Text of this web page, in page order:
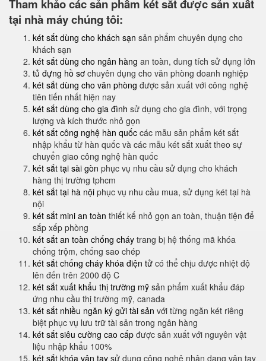
Tham khảo các sản phẩm két sắt được sản xuất
tại nhà máy chúng tôi:
két sắt dùng cho khách sạn sản phẩm chuyên dụng cho
khách sạn
két sắt dùng cho ngân hàng an toàn, dung tích sử dụng lớn
tủ đựng hồ sơ chuyên dụng cho văn phòng doanh nghiệp
két sắt dùng cho văn phòng được sản xuất với công nghệ
tiên tiến nhất hiện nay
két sắt dùng cho gia đình sử dụng cho gia đình, với trọng
lượng và kích thước nhỏ gọn
két sắt công nghệ hàn quốc các mẫu sản phẩm két sắt
nhập khẩu từ hàn quốc và các mẫu két sắt xuất theo sự
chuyển giao công nghệ hàn quốc
két sắt tại sài gòn phục vụ nhu cầu sử dụng cho khách
hàng thị trường tphcm
két sắt tại hà nội phục vụ nhu cầu mua, sử dụng két tại hà
nội
két sắt mini an toàn thiết kế nhỏ gọn an toàn, thuận tiện để
sắp xếp phòng
két sắt an toàn chống cháy trang bị hệ thống mã khóa
chống trộm, chống sao chép
két sắt chống cháy khóa điện tử có thể chịu được nhiệt độ
lên đến trên 2000 độ C
két sắt xuất khẩu thị trường mỹ sản phẩm xuất khẩu đáp
ứng nhu cầu thị trường mỹ, canada
két sắt nhiều ngăn ký gửi tài sản với từng ngăn két riêng
biệt phục vụ lưu trữ tài sản trong ngân hàng
két sắt siêu cường cao cấp được sản xuất với nguyên vật
liệu nhập khẩu 100%
két sắt khóa vân tay sử dụng công nghệ nhận dạng vân tay